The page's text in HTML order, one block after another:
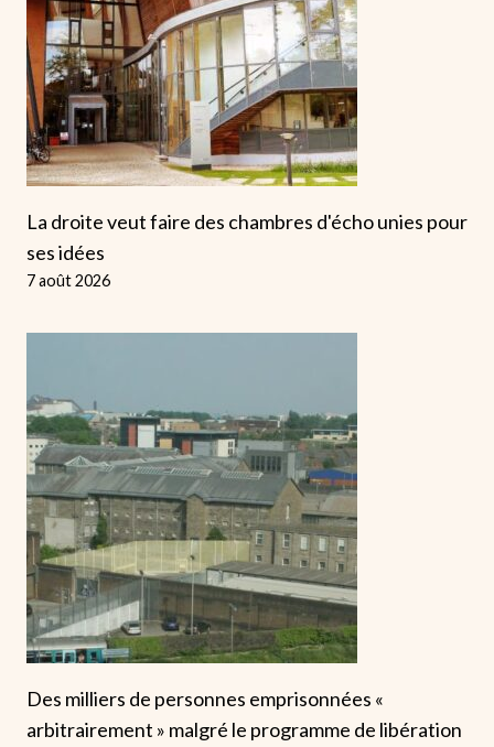
La droite veut faire des chambres d'écho unies pour
ses idées
7 août 2026
Des milliers de personnes emprisonnées «
arbitrairement » malgré le programme de libération